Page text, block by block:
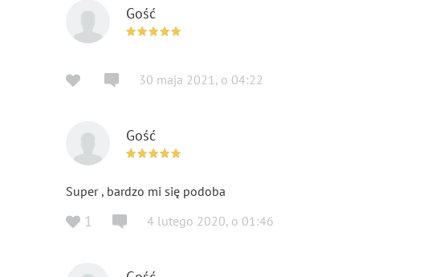
Gość
30 maja 2021 , o 04:22
Gość
Super , bardzo mi się podoba
1 4 lutego 2020, o 01:46